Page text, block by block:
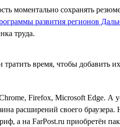
моментально сохранять
развития регионов
труда.
время, чтобы
Firefox, Microsoft Edge.
расширений своего
а на FarPost.ru приобретён